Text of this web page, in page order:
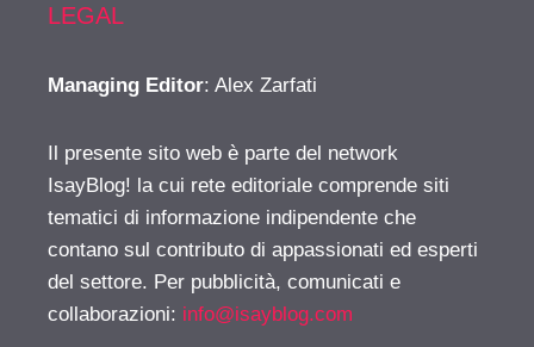
LEGAL
Managing Editor: Alex Zarfati
Il presente sito web è parte del network
IsayBlog! la cui rete editoriale comprende siti
tematici di informazione indipendente che
contano sul contributo di appassionati ed esperti
del settore. Per pubblicità, comunicati e
collaborazioni: info@isayblog.com